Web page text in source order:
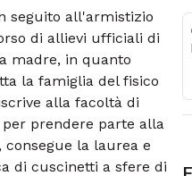
seguito all'armistizio
di allievi ufficiali di
madre, in quanto
la famiglia del fisico
alla facoltà di
prendere parte alla
consegue la laurea e
di cuscinetti a sfere di